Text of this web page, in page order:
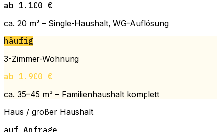
ab 1.100 €
ca. 20 m³ – Single-Haushalt, WG-Auflösung
häufig
3-Zimmer-Wohnung
ab 1.900 €
ca. 35–45 m³ – Familienhaushalt komplett
Haus / großer Haushalt
auf Anfrage